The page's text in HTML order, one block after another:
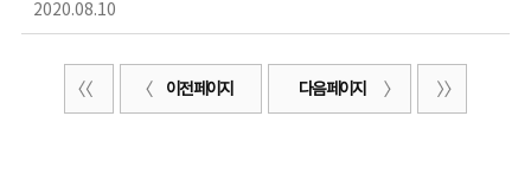
2020.08.10
이전 페이지 다음 페이지